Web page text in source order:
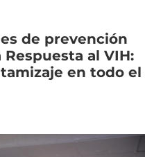
de prevención
Respuesta al VIH:
tamizaje en todo el